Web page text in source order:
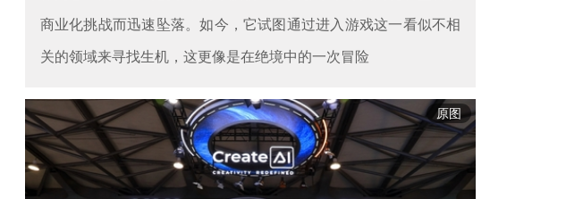
商业化挑战而迅速坠落。如今，它试图通过进入游戏这一看似不相
关的领域来寻找生机，这更像是在绝境中的一次冒险
原图